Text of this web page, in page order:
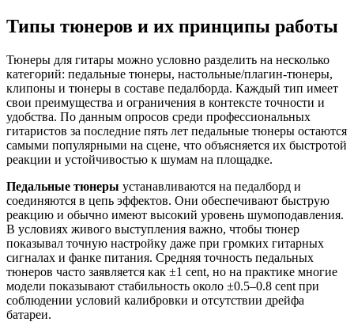
Типы тюнеров и их принципы работы
Тюнеры для гитары можно условно разделить на несколько
категорий: педальные тюнеры, настольные/плагин-тюнеры,
клипоны и тюнеры в составе педалборда. Каждый тип имеет
свои преимущества и ограничения в контексте точности и
удобства. По данным опросов среди профессиональных
гитаристов за последние пять лет педальные тюнеры остаются
самыми популярными на сцене, что объясняется их быстротой
реакции и устойчивостью к шумам на площадке.
Педальные тюнеры устанавливаются на педалборд и
соединяются в цепь эффектов. Они обеспечивают быструю
реакцию и обычно имеют высокий уровень шумоподавления.
В условиях живого выступления важно, чтобы тюнер
показывал точную настройку даже при громких гитарных
сигналах и фанке питания. Средняя точность педальных
тюнеров часто заявляется как ±1 cent, но на практике многие
модели показывают стабильность около ±0.5–0.8 cent при
соблюдении условий калибровки и отсутствии дрейфа
батареи.